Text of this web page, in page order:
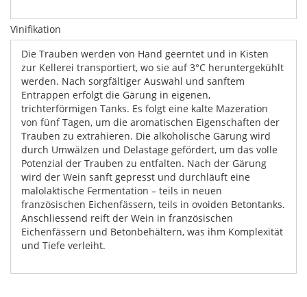
Vinifikation
Die Trauben werden von Hand geerntet und in Kisten
zur Kellerei transportiert, wo sie auf 3°C heruntergekühlt
werden. Nach sorgfältiger Auswahl und sanftem
Entrappen erfolgt die Gärung in eigenen,
trichterförmigen Tanks. Es folgt eine kalte Mazeration
von fünf Tagen, um die aromatischen Eigenschaften der
Trauben zu extrahieren. Die alkoholische Gärung wird
durch Umwälzen und Delastage gefördert, um das volle
Potenzial der Trauben zu entfalten. Nach der Gärung
wird der Wein sanft gepresst und durchläuft eine
malolaktische Fermentation – teils in neuen
französischen Eichenfässern, teils in ovoiden Betontanks.
Anschliessend reift der Wein in französischen
Eichenfässern und Betonbehältern, was ihm Komplexität
und Tiefe verleiht.